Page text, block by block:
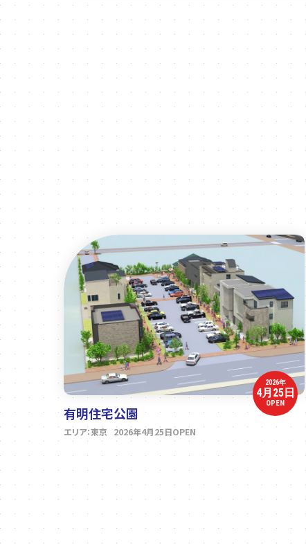
2026年
4月25日
OPEN
有明住宅公園
エリア：東京 2026年4月25日OPEN